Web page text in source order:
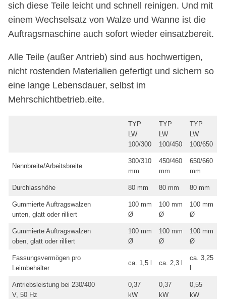
sich diese Teile leicht und schnell reinigen. Und mit
einem Wechselsatz von Walze und Wanne ist die
Auftragsmaschine auch sofort wieder einsatzbereit.
Alle Teile (außer Antrieb) sind aus hochwertigen,
nicht rostenden Materialien gefertigt und sichern so
eine lange Lebensdauer, selbst im
Mehrschichtbetrieb.eite.
TYP
LW
100/300
TYP
LW
100/450
TYP
LW
100/650
Nennbreite/Arbeitsbreite
300/310
mm
450/460
mm
650/660
mm
Durchlasshöhe 80 mm 80 mm 80 mm
Gummierte Auftragswalzen
unten, glatt oder rilliert
100 mm
Ø
100 mm
Ø
100 mm
Ø
Gummierte Auftragswalzen
oben, glatt oder rilliert
100 mm
Ø
100 mm
Ø
100 mm
Ø
Fassungsvermögen pro
Leimbehälter
ca. 1,5 l ca. 2,3 l
ca. 3,25
Antriebsleistung bei 230/400
V, 50 Hz
0,37
kW
0,37
kW
0,55
kW